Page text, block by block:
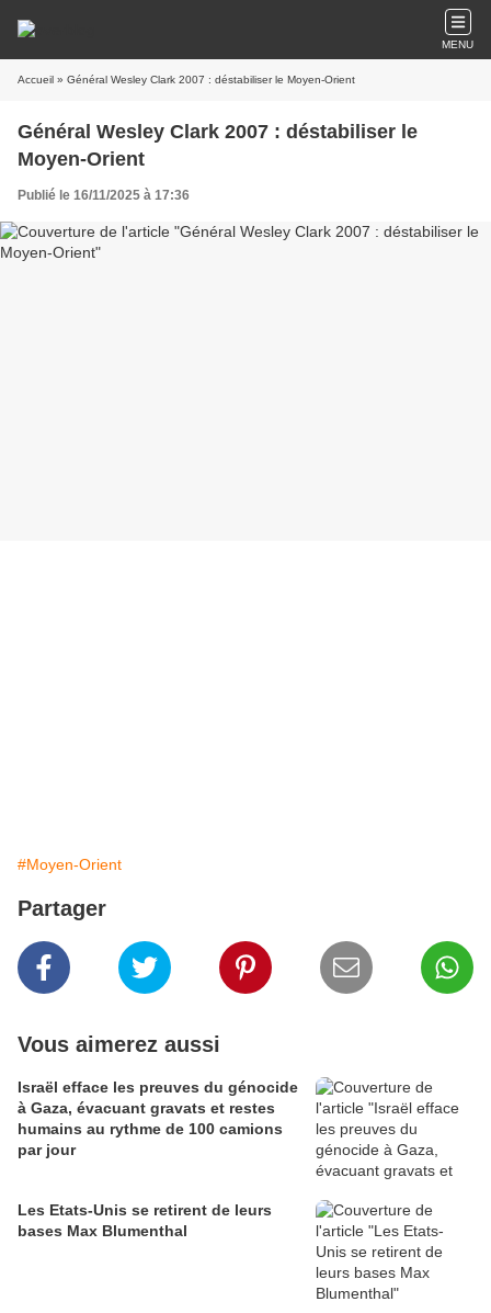
MENU
Accueil » Général Wesley Clark 2007 : déstabiliser le Moyen-Orient
Général Wesley Clark 2007 : déstabiliser le
Moyen-Orient
Publié le 16/11/2025 à 17:36
#Moyen-Orient
Partager
Vous aimerez aussi
Israël efface les preuves du génocide
à Gaza, évacuant gravats et restes
humains au rythme de 100 camions
par jour
Les Etats-Unis se retirent de leurs
bases Max Blumenthal